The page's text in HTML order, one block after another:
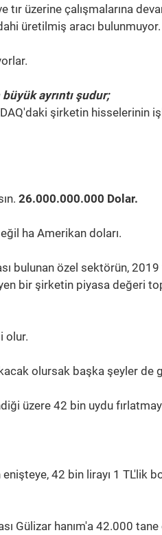
üzerine çalışmalarına
üretilmiş aracı bulunmuyor.
ayrıntı şudur;
şirketin hisselerinin
26.000.000.000 Dolar.
ha Amerikan doları.
bulunan özel sektörün, 2019
bir şirketin piyasa değeri
olur.
olursak başka şeyler de
üzere 42 bin uydu
42 bin lirayı 1 TL'lik
Gülizar hanım'a 42.000